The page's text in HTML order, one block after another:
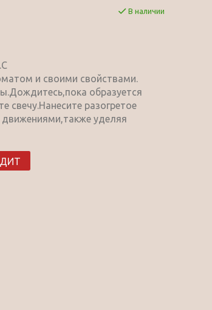
В наличии
и своими свойствами.
образуется
свечу.Нанесите разогретое
уделяя